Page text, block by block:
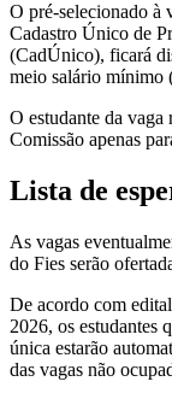
O pré-selecionado à
Cadastro Único de
(CadÚnico), ficará
meio salário mínimo
O estudante da vaga
Comissão apenas
Lista de
As vagas
do Fies serão
De acordo com
2026, os estudantes
única estarão
das vagas não